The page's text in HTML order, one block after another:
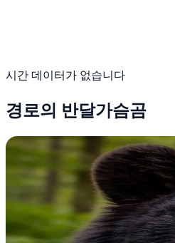
시간 데이터가 없습니다
경로의 반달가슴곰